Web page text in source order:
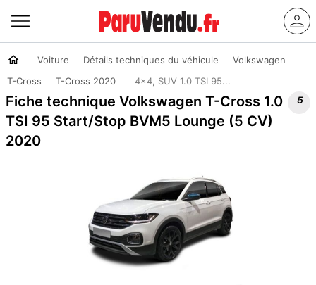
Voiture Détails techniques du véhicule
Volkswagen
T-Cross
T-Cross 2020 4x4, SUV 1.0 TSI 95...
Fiche technique Volkswagen T-Cross 1.0
TSI 95 Start/Stop BVM5 Lounge (5 CV)
2020
